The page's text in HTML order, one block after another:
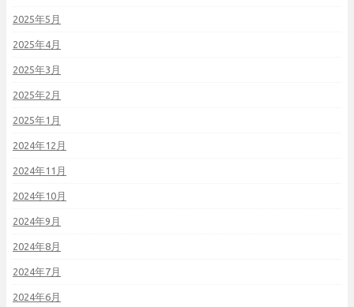
2025年5月
2025年4月
2025年3月
2025年2月
2025年1月
2024年12月
2024年11月
2024年10月
2024年9月
2024年8月
2024年7月
2024年6月